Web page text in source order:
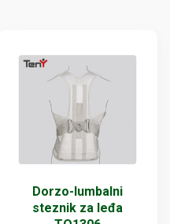
Dorzo-lumbalni
steznik za leđa